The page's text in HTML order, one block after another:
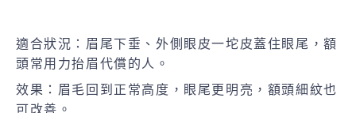
適合狀況：眉尾下垂、外側眼皮一坨皮蓋住眼尾，額
頭常用力抬眉代償的人。
效果：眉毛回到正常高度，眼尾更明亮，額頭細紋也
可改善。